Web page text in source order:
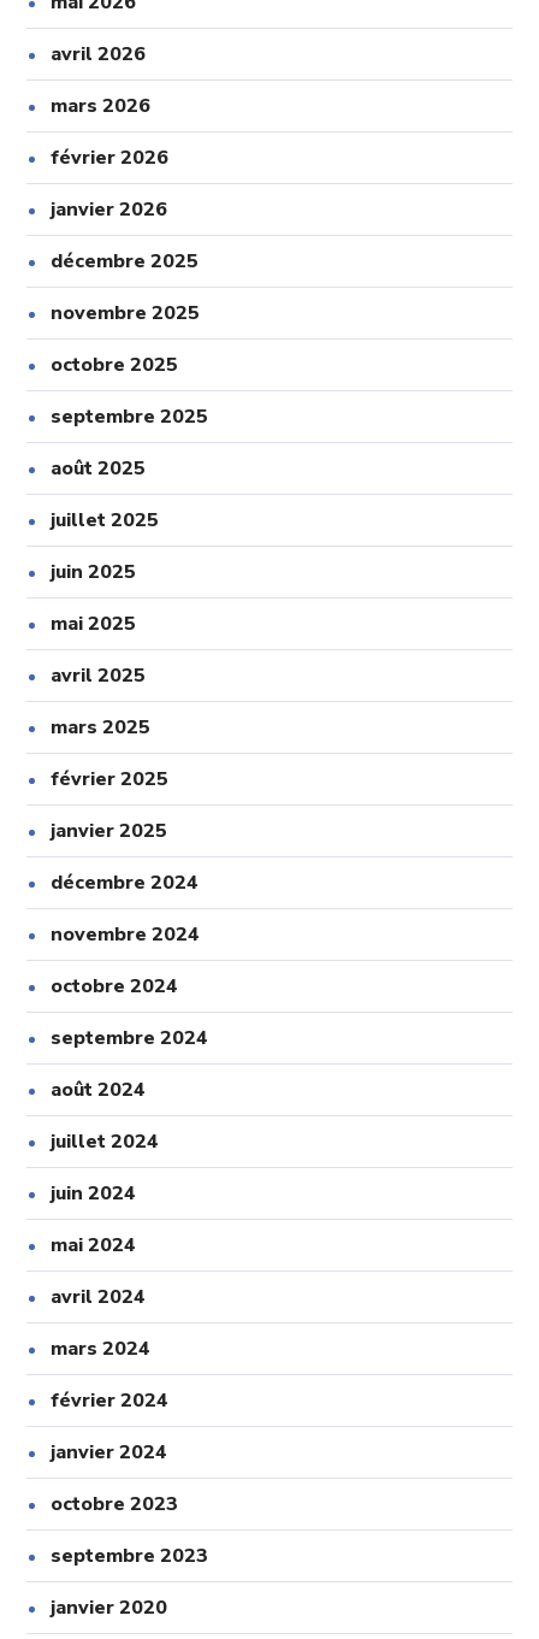
avril 2026
mars 2026
février 2026
janvier 2026
décembre 2025
novembre 2025
octobre 2025
septembre 2025
août 2025
juillet 2025
juin 2025
mai 2025
avril 2025
mars 2025
février 2025
janvier 2025
décembre 2024
novembre 2024
octobre 2024
septembre 2024
août 2024
juillet 2024
juin 2024
mai 2024
avril 2024
mars 2024
février 2024
janvier 2024
octobre 2023
septembre 2023
janvier 2020